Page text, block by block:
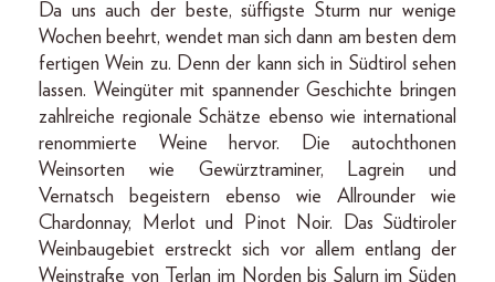
Da uns auch der beste, süffigste Sturm nur wenige
Wochen beehrt, wendet man sich dann am besten dem
fertigen Wein zu. Denn der kann sich in Südtirol sehen
lassen. Weingüter mit spannender Geschichte bringen
zahlreiche regionale Schätze ebenso wie international
renommierte Weine hervor. Die autochthonen
Weinsorten wie Gewürztraminer, Lagrein und
Vernatsch begeistern ebenso wie Allrounder wie
Chardonnay, Merlot und Pinot Noir. Das Südtiroler
Weinbaugebiet erstreckt sich vor allem entlang der
Weinstraße von Terlan im Norden bis Salurn im Süden